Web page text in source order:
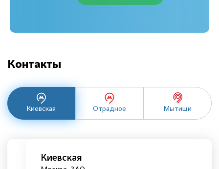
Контакты
Киевская Отрадное Мытищи
Киевская